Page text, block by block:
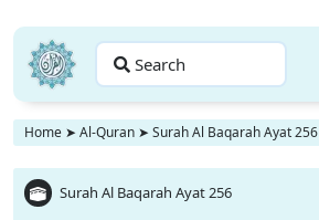
Search
Home ➤ Al-Quran ➤ Surah Al Baqarah Ayat 256
Surah Al Baqarah Ayat 256